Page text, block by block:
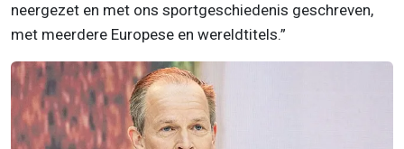
neergezet en met ons sportgeschiedenis geschreven,
met meerdere Europese en wereldtitels.”